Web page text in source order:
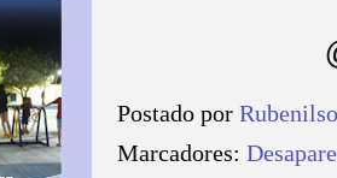
Postado por
Marcadores: